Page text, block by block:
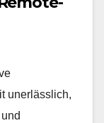
unerlässlich,